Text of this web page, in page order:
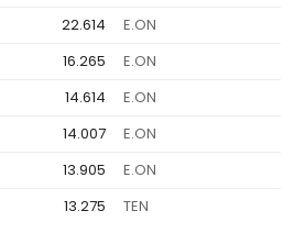
22.614 E.ON
16.265 E.ON
14.614 E.ON
14.007 E.ON
13.905 E.ON
13.275 TEN